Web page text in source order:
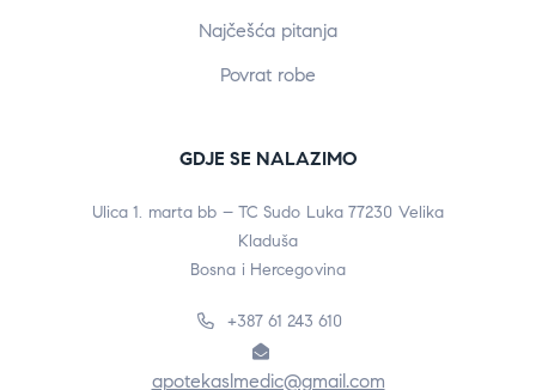
Najčešća pitanja
Povrat robe
GDJE SE NALAZIMO
Ulica 1. marta bb – TC Sudo Luka 77230 Velika
Kladuša
Bosna i Hercegovina
+387 61 243 610
apotekaslmedic@gmail.com